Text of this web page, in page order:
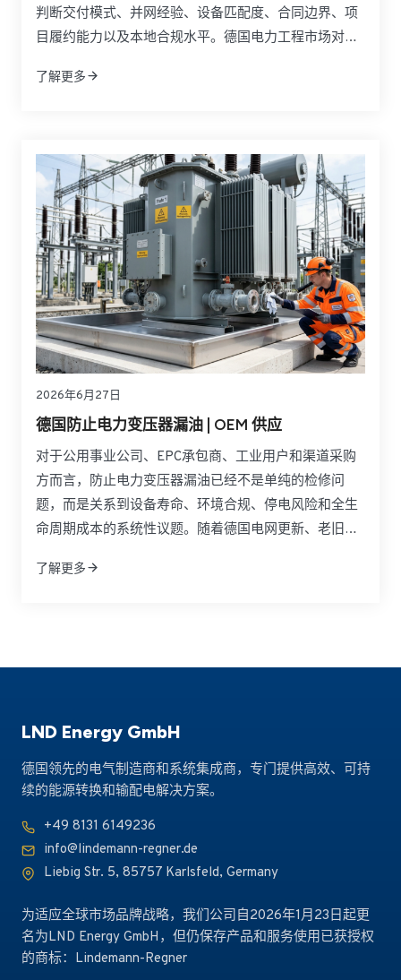
判断交付模式、并网经验、设备匹配度、合同边界、项
目履约能力以及本地合规水平。德国电力工程市场对
能源并网、储能系统部署、电网升级、CE合规、调试文
同时具备工程总承包能力、设备整合能力和跨区域交付
能力。
了解更多
2026年6月27日
德国防止电力变压器漏油 | OEM 供应
对于公用事业公司、EPC承包商、工业用户和渠道采购
方而言，防止电力变压器漏油已经不是单纯的检修问
题，而是关系到设备寿命、环境合规、停电风险和全生
命周期成本的系统性议题。随着德国电网更新、老旧变
片老化、密封胶失效和油液管理不足所带来的漏油风险
了解更多
LND Energy GmbH
德国领先的电气制造商和系统集成商，专门提供高效、可持
续的能源转换和输配电解决方案。
+49 8131 6149236
info@lindemann-regner.de
Liebig Str. 5, 85757 Karlsfeld, Germany
为适应全球市场品牌战略，我们公司自2026年1月23日起更
名为LND Energy GmbH，但仍保存产品和服务使用已获授权
的商标：Lindemann-Regner